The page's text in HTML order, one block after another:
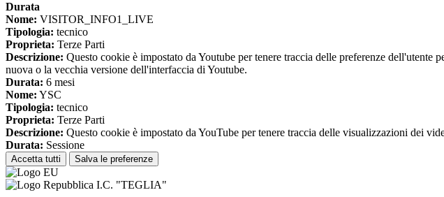
Durata
Nome: VISITOR_INFO1_LIVE
Tipologia: tecnico
Proprieta: Terze Parti
Descrizione: Questo cookie è impostato da Youtube per tenere traccia delle preferenze
nuova o la vecchia versione dell'interfaccia di Youtube.
Durata: 6 mesi
Nome: YSC
Tipologia: tecnico
Proprieta: Terze Parti
Descrizione: Questo cookie è impostato da YouTube per tenere traccia delle visualizzazioni dei
Durata: Sessione
Accetta tutti Salva le preferenze
I.C. "TEGLIA"